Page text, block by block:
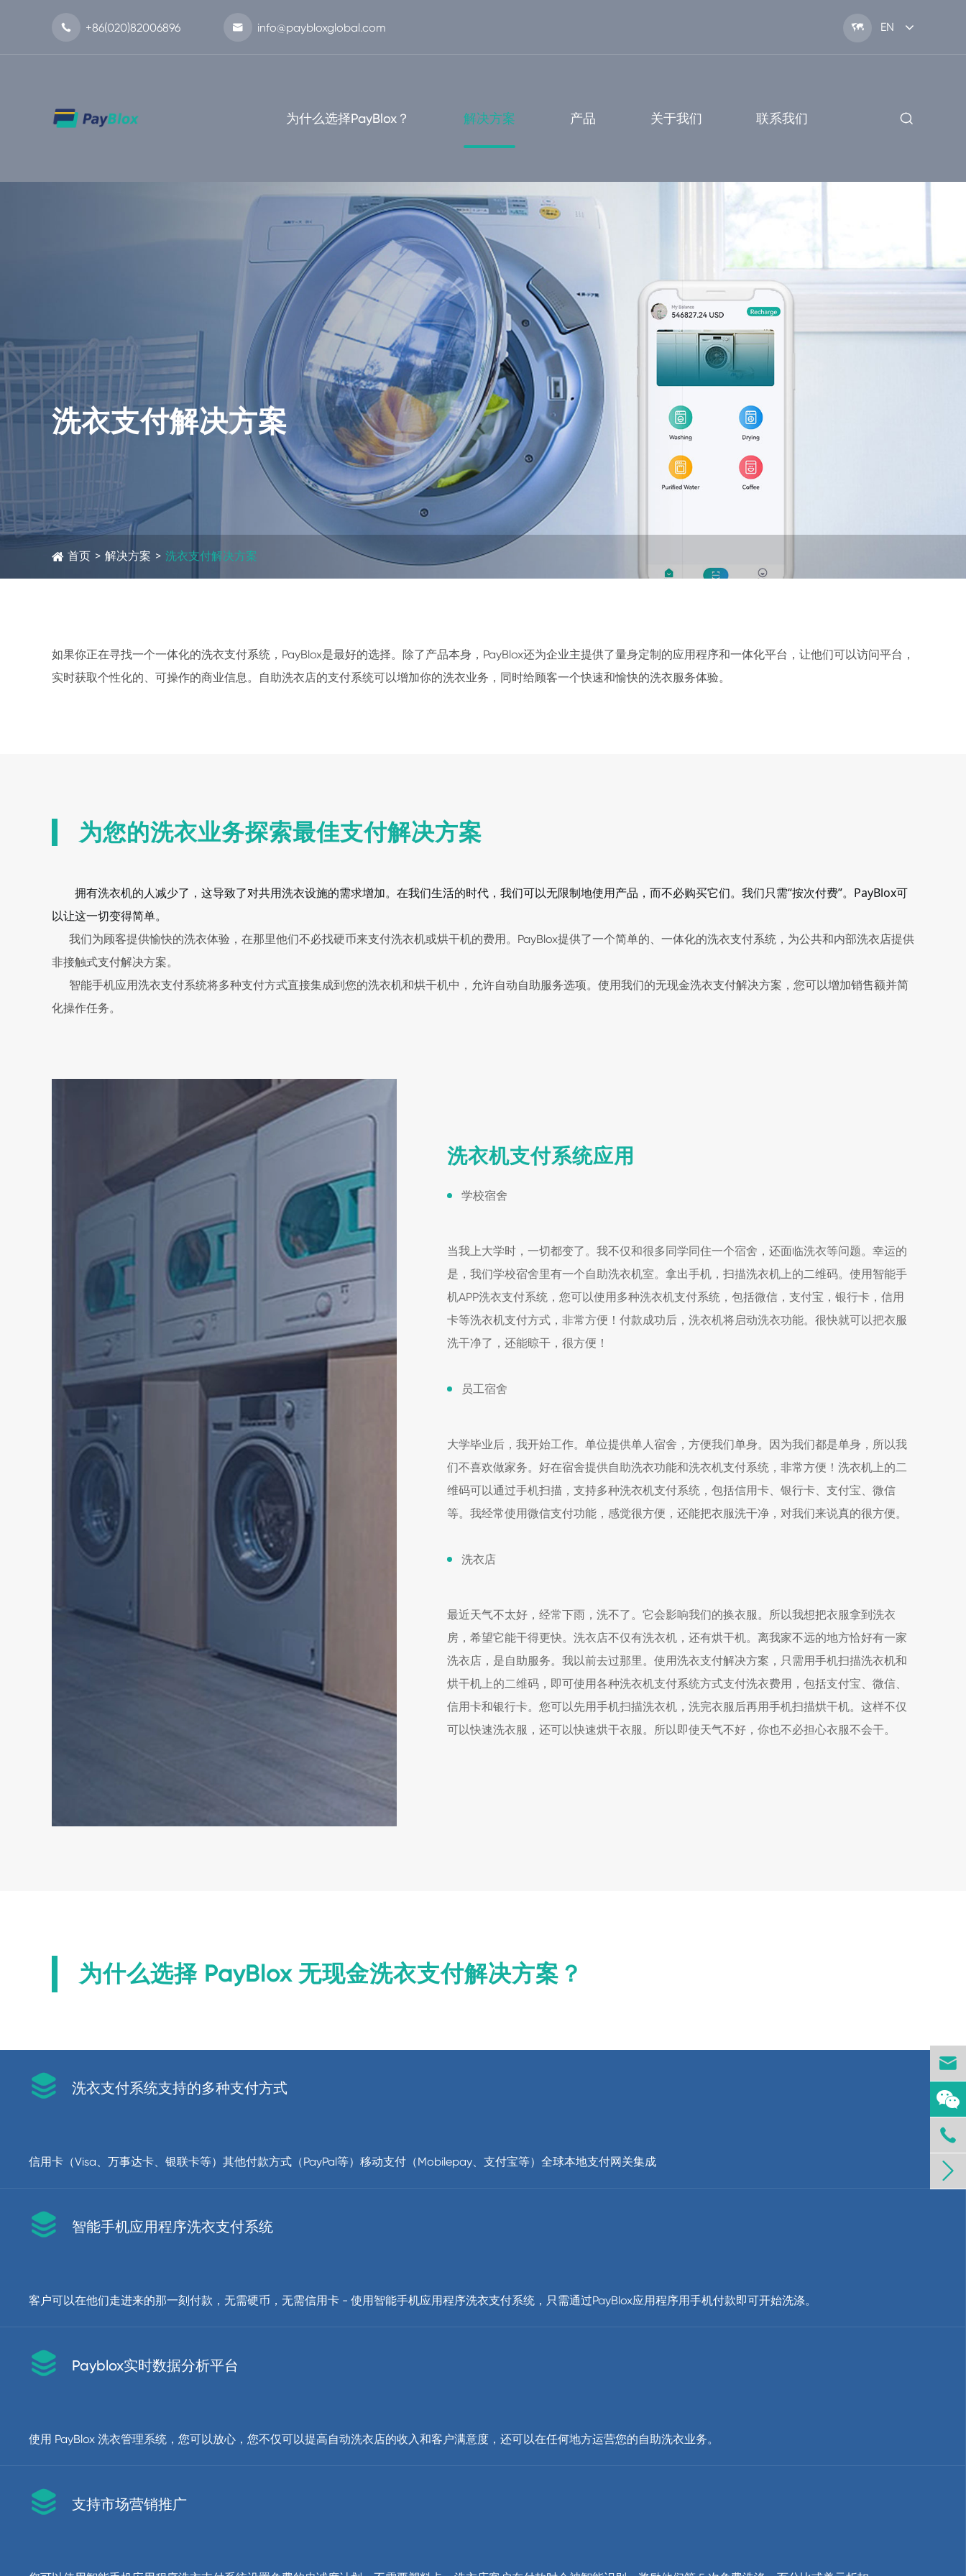
 +86(020)82006896  info@paybloxglobal.com  EN
为什么选择PayBlox？ 解决方案 产品 关于我们 联系我们
首页 > 解决方案 > 洗衣支付解决方案
洗衣支付解决方案
如果你正在寻找一个一体化的洗衣支付系统，PayBlox是最好的选择。除了产品本身，PayBlox还为企业主提供了量身定制的应用程序和一体化平台，让他们可以访问平台，
实时获取个性化的、可操作的商业信息。自助洗衣店的支付系统可以增加你的洗衣业务，同时给顾客一个快速和愉快的洗衣服务体验。
为您的洗衣业务探索最佳支付解决方案
拥有洗衣机的人减少了，这导致了对共用洗衣设施的需求增加。 在我们生活的时代，我们可以无限制地使用产品，而不必购买它们。 我们只需“按次付费”。 PayBlox可
以让这一切变得简单。
我们为顾客提供愉快的洗衣体验，在那里他们不必找硬币来支付洗衣机或烘干机的费用。PayBlox提供了一个简单的、一体化的洗衣支付系统，为公共和内部洗衣店提供
非接触式支付解决方案。
智能手机应用洗衣支付系统将多种支付方式直接集成到您的洗衣机和烘干机中，允许自动自助服务选项。使用我们的无现金洗衣支付解决方案，您可以增加销售额并简
化操作任务。
洗衣机支付系统应用
学校宿舍
当我上大学时，一切都变了。我不仅和很多同学同住一个宿舍，还面临洗衣等问题。幸运的
是，我们学校宿舍里有一个自助洗衣机室。拿出手机，扫描洗衣机上的二维码。使用智能手
机APP洗衣支付系统，您可以使用多种洗衣机支付系统，包括微信，支付宝，银行卡，信用
卡等洗衣机支付方式，非常方便！付款成功后，洗衣机将启动洗衣功能。很快就可以把衣服
洗干净了，还能晾干，很方便！
员工宿舍
大学毕业后，我开始工作。单位提供单人宿舍，方便我们单身。因为我们都是单身，所以我
们不喜欢做家务。好在宿舍提供自助洗衣功能和洗衣机支付系统，非常方便！洗衣机上的二
维码可以通过手机扫描，支持多种洗衣机支付系统，包括信用卡、银行卡、支付宝、微信
等。我经常使用微信支付功能，感觉很方便，还能把衣服洗干净，对我们来说真的很方便。
洗衣店
最近天气不太好，经常下雨，洗不了。它会影响我们的换衣服。所以我想把衣服拿到洗衣
房，希望它能干得更快。洗衣店不仅有洗衣机，还有烘干机。离我家不远的地方恰好有一家
洗衣店，是自助服务。我以前去过那里。使用洗衣支付解决方案，只需用手机扫描洗衣机和
烘干机上的二维码，即可使用各种洗衣机支付系统方式支付洗衣费用，包括支付宝、微信、
信用卡和银行卡。您可以先用手机扫描洗衣机，洗完衣服后再用手机扫描烘干机。这样不仅
可以快速洗衣服，还可以快速烘干衣服。所以即使天气不好，你也不必担心衣服不会干。
为什么选择 PayBlox 无现金洗衣支付解决方案？
 洗衣支付系统支持的多种支付方式
信用卡（Visa、万事达卡、银联卡等）其他付款方式（PayPal等）移动支付（Mobilepay、支付宝等）全球本地支付网关集成
 智能手机应用程序洗衣支付系统
客户可以在他们走进来的那一刻付款，无需硬币，无需信用卡 - 使用智能手机应用程序洗衣支付系统，只需通过PayBlox应用程序用手机付款即可开始洗涤。
 Payblox实时数据分析平台
使用 PayBlox 洗衣管理系统，您可以放心，您不仅可以提高自动洗衣店的收入和客户满意度，还可以在任何地方运营您的自助洗衣业务。
 支持市场营销推广


